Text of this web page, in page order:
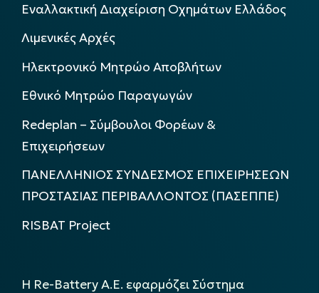
Εναλλακτική Διαχείριση Οχημάτων Ελλάδος
Λιμενικές Αρχές
Ηλεκτρονικό Μητρώο Αποβλήτων
Εθνικό Μητρώο Παραγωγών
Redeplan – Σύμβουλοι Φορέων &
Επιχειρήσεων
ΠΑΝΕΛΛΗΝΙΟΣ ΣΥΝΔΕΣΜΟΣ ΕΠΙΧΕΙΡΗΣΕΩΝ
ΠΡΟΣΤΑΣΙΑΣ ΠΕΡΙΒΑΛΛΟΝΤΟΣ (ΠΑΣΕΠΠΕ)
RISBAT Project
Η Re-Battery Α.Ε. εφαρμόζει Σύστημα